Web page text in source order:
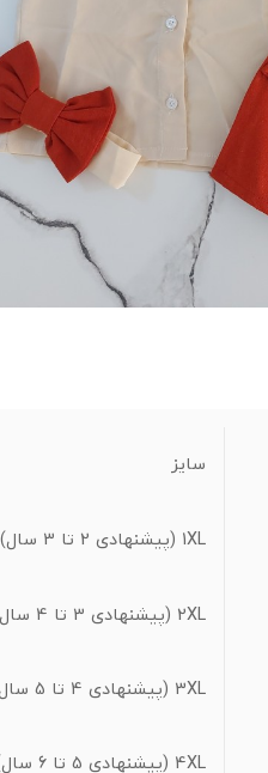
سایز
1XL (پیشنهادی 2 تا 3 سال)
2XL (پیشنهادی 3 تا 4 سال)
3XL (پیشنهادی 4 تا 5 سال)
4XL (پیشنهادی 5 تا 6 سال)